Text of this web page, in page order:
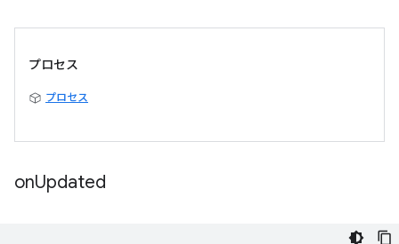
プロセス
プロセス
onUpdated